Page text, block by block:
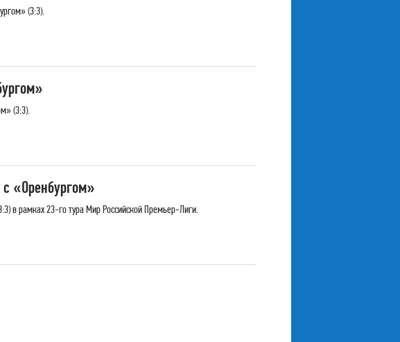
(3:3).
(3:3).
«Оренбургом»
в рамках 23-го тура Мир Российской Премьер-Лиги.